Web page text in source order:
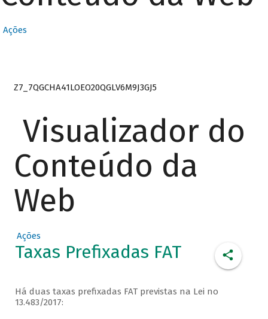
Ações
Z7_7QGCHA41LOEO20QGLV6M9J3GJ5
Visualizador do
Conteúdo da
Web
Ações
Taxas Prefixadas FAT
Há duas taxas prefixadas FAT previstas na Lei no
13.483/2017: